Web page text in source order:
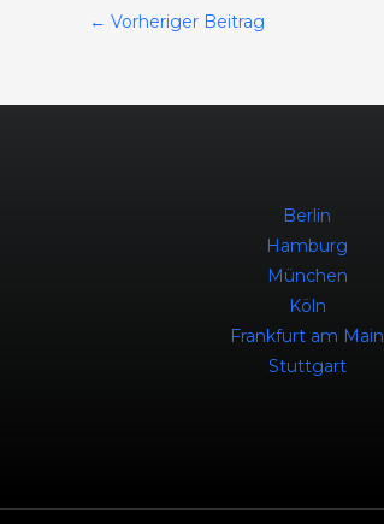
← Vorheriger Beitrag
Berlin
Hamburg
München
Köln
Frankfurt am Main
Stuttgart